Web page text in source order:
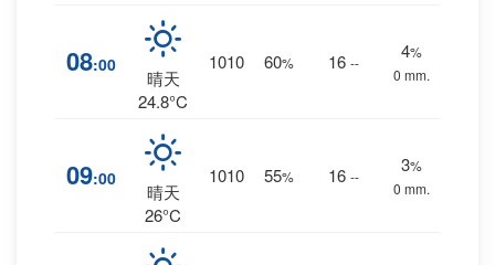
08:00
晴天
24.8°C
1010 60% 16 --
4%
0 mm.
09:00
晴天
26°C
1010 55% 16 --
3%
0 mm.